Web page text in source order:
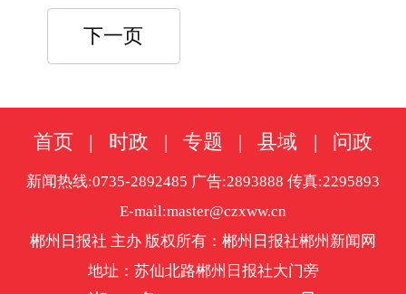
下一页
首页 | 时政 | 专题 | 县域 | 问政
新闻热线:0735-2892485 广告:2893888 传真:2295893
E-mail:master@czxww.cn
郴州日报社 主办 版权所有：郴州日报社郴州新闻网
地址：苏仙北路郴州日报社大门旁